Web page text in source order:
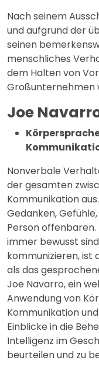
Nach seinem
und aufgrund der
seinen
menschliches
dem Halten von
Großunternehmen
Joe
Nonverbale
der gesamten
Kommunikation
Gedanken,
Person
immer bewusst
kommunizieren,
als das
Joe Navarro, ein
Anwendung von
Kommunikation
Einblicke in die
Intelligenz im
beurteilen und zu